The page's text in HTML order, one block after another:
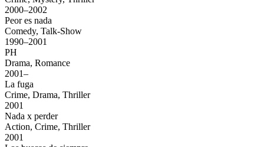
2000–2002
Peor es nada
Comedy, Talk-Show
1990–2001
PH
Drama, Romance
2001–
La fuga
Crime, Drama, Thriller
2001
Nada x perder
Action, Crime, Thriller
2001